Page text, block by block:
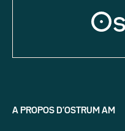
A PROPOS D’OSTRUM AM